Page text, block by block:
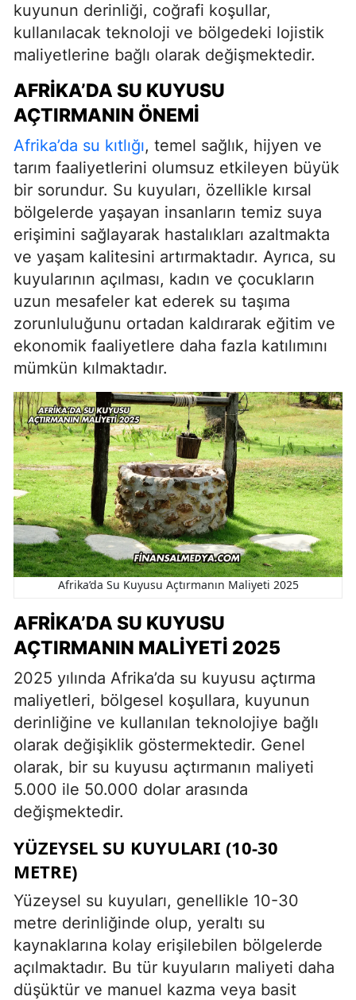
kuyunun derinliği, coğrafi koşullar,
kullanılacak teknoloji ve bölgedeki lojistik
maliyetlerine bağlı olarak değişmektedir.
AFRIKA’DA SU KUYUSU
AÇTIRMANIN ÖNEMI
Afrika’da su kıtlığı, temel sağlık, hijyen ve
tarım faaliyetlerini olumsuz etkileyen büyük
bir sorundur. Su kuyuları, özellikle kırsal
bölgelerde yaşayan insanların temiz suya
erişimini sağlayarak hastalıkları azaltmakta
ve yaşam kalitesini artırmaktadır. Ayrıca, su
kuyularının açılması, kadın ve çocukların
uzun mesafeler kat ederek su taşıma
zorunluluğunu ortadan kaldırarak eğitim ve
ekonomik faaliyetlere daha fazla katılımını
mümkün kılmaktadır.
Afrika’da Su Kuyusu Açtırmanın Maliyeti 2025
AFRIKA’DA SU KUYUSU
AÇTIRMANIN MALIYETI 2025
2025 yılında Afrika’da su kuyusu açtırma
maliyetleri, bölgesel koşullara, kuyunun
derinliğine ve kullanılan teknolojiye bağlı
olarak değişiklik göstermektedir. Genel
olarak, bir su kuyusu açtırmanın maliyeti
5.000 ile 50.000 dolar arasında
değişmektedir.
YÜZEYSEL SU KUYULARI (10-30
METRE)
Yüzeysel su kuyuları, genellikle 10-30
metre derinliğinde olup, yeraltı su
kaynaklarına kolay erişilebilen bölgelerde
açılmaktadır. Bu tür kuyuların maliyeti daha
düşüktür ve manuel kazma veya basit